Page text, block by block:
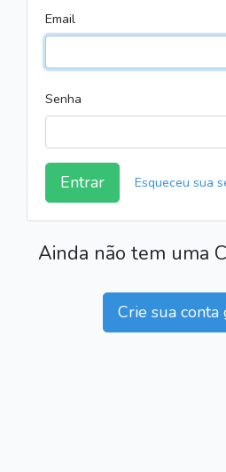
Email
Senha
Entrar Esqueceu sua
Ainda não tem uma
Crie sua